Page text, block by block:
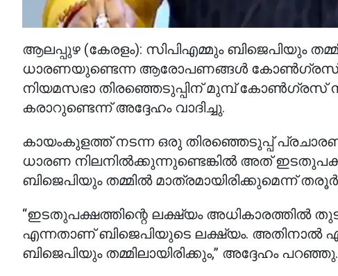
ആലപ്പുഴ (കേരളം): സിപിഎമ്മും ബിജെപിയും
ധാരണയുണ്ടെന്ന ആരോപണങ്ങൾ കോൺഗ്രസ്
നിയമസഭാ തിരഞ്ഞെടുപ്പിന് മുമ്പ് കോൺഗ്രസ്
കരാറുണ്ടെന്ന് അദ്ദേഹം വാദിച്ചു.
കായംകുളത്ത് നടന്ന ഒരു തിരഞ്ഞെടുപ്പ്
ധാരണ നിലനിൽക്കുന്നുണ്ടെങ്കിൽ അത്
ബിജെപിയും തമ്മിൽ മാത്രമായിരിക്കുമെന്ന്
“ഇടതുപക്ഷത്തിന്റെ ലക്ഷ്യം
എന്നതാണ് ബിജെപിയുടെ ലക്ഷ്യം. അതിനാൽ
ബിജെപിയും തമ്മിലായിരിക്കും,” അദ്ദേഹം പറഞ്ഞു.